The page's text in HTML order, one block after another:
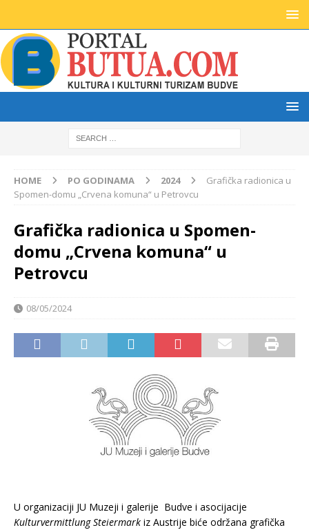
HOME PO GODINAMA 2024
Grafička radionica u
Spomen-domu „Crvena komuna“ u Petrovcu
Grafička radionica u Spomen-
domu „Crvena komuna“ u
Petrovcu
08/05/2024
U organizaciji JU Muzeji i galerije Budve i asocijacije
Kulturvermittlung Steiermark iz Austrije biće održana grafička